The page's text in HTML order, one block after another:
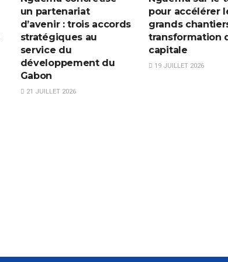
un partenariat
d’avenir : trois accords
stratégiques au
service du
développement du
Gabon
21 JUILLET 2026
pour accélérer
grands
transformation
capitale
19 JUILLET 2026